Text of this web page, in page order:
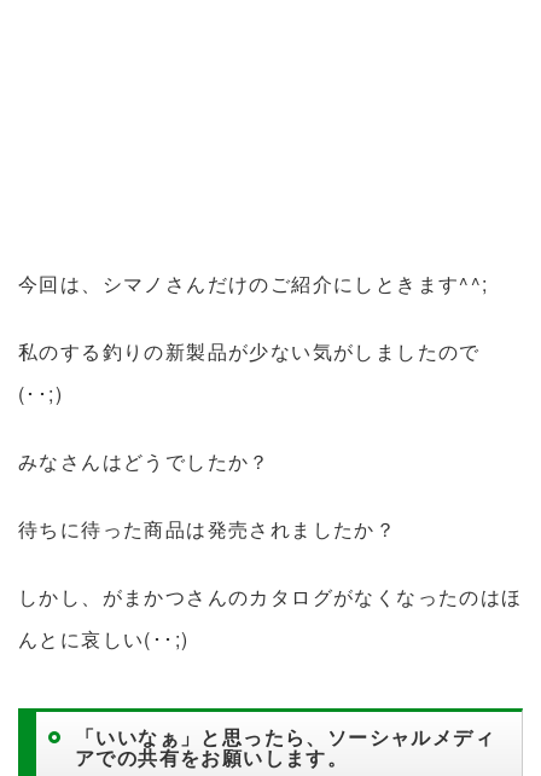
今回は、シマノさんだけのご紹介にしときます^^;
私のする釣りの新製品が少ない気がしましたので
(･･;)
みなさんはどうでしたか？
待ちに待った商品は発売されましたか？
しかし、がまかつさんのカタログがなくなったのはほ
んとに哀しい(･･;)
「いいなぁ」と思ったら、ソーシャルメディ
アでの共有をお願いします。